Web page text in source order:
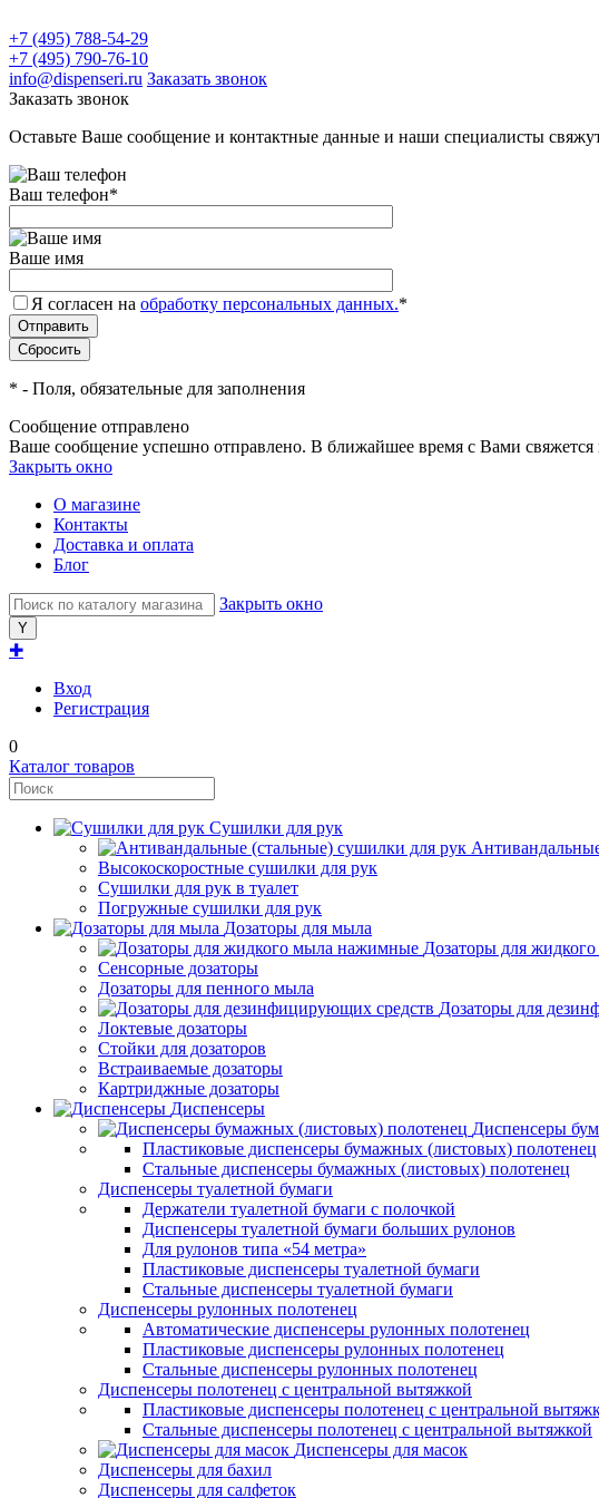
+7 (495) 788-54-29
+7 (495) 790-76-10
info@dispenseri.ru Заказать звонок
Заказать звонок
Оставьте Ваше сообщение и контактные данные и наши специалисты
Ваш телефон*
Ваше имя
Я согласен на обработку персональных данных.*
* - Поля, обязательные для заполнения
Сообщение отправлено
Ваше сообщение успешно отправлено. В ближайшее время с Вами свяжется
Закрыть окно
О магазине
Контакты
Доставка и оплата
Блог
Закрыть окно
✚
Вход
Регистрация
0
Каталог товаров
Сушилки для рук
Высокоскоростные сушилки для рук
Сушилки для рук в туалет
Погружные сушилки для рук
Дозаторы для мыла
Дозаторы для
Сенсорные дозаторы
Дозаторы для пенного мыла
Дозаторы для
Локтевые дозаторы
Стойки для дозаторов
Встраиваемые дозаторы
Картриджные дозаторы
Диспенсеры
Диспенсеры
Пластиковые диспенсеры бумажных (листовых) полотенец
Стальные диспенсеры бумажных (листовых) полотенец
Диспенсеры туалетной бумаги
Держатели туалетной бумаги с полочкой
Диспенсеры туалетной бумаги больших рулонов
Для рулонов типа «54 метра»
Пластиковые диспенсеры туалетной бумаги
Стальные диспенсеры туалетной бумаги
Диспенсеры рулонных полотенец
Автоматические диспенсеры рулонных полотенец
Пластиковые диспенсеры рулонных полотенец
Стальные диспенсеры рулонных полотенец
Диспенсеры полотенец с центральной вытяжкой
Пластиковые диспенсеры полотенец с центральной
Стальные диспенсеры полотенец с центральной вытяжкой
Диспенсеры для масок
Диспенсеры для бахил
Диспенсеры для салфеток